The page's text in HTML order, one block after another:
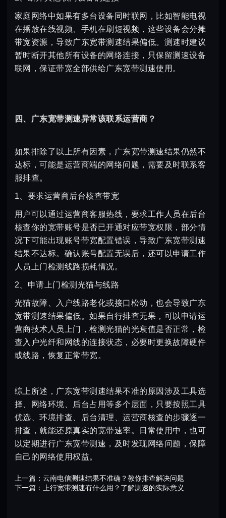
家庭网络中如果有多台设备同时联网，比如智能电视
在播放在线视频、手机在刷短视频，这些设备会分摊
带宽资源，导致广东宽带测速结果偏低。测速时建议
暂时断开其他所有设备的网络连接，只保留测速设备
联网，保证带宽全部供给广东宽带测速使用。
四、广东宽带测速异常该联系运营商？
如果排除了以上所有因素，广东宽带测速结果仍然不
达标，可能是运营商端的网络问题，需要及时联系客
服排查。
1、要求运营商后台核查带宽
用户可以通过运营商客服热线，要求工作人员在后台
核查你的宽带账号是否已开通对应带宽权限，部分情
况下可能出现账号带宽配置错误，导致广东宽带测速
结果不达标。确认账号配置无误后，还可以申请工作
人员上门检测线路损耗情况。
2、申请上门检测光猫与线路
光猫故障、入户线路老化或接口松动，也会导致广东
宽带测速结果偏低。如果自行排查无果，可以申请运
营商技术人员上门，检测光猫的光衰值是否正常，检
查入户光纤和网线的连接状态，必要时更换故障硬件
或线路，恢复正常带宽。
综上所述，广东宽带测速结果不准的原因涉及工具选
择、网络环境、后台占用等多个层面，只要按照工具
优选、环境排查、后台清理、运营商核查的步骤逐一
排查，就能还原真实的宽带速率。日常使用中，也可
以定期进行广东宽带测速，及时发现网络问题，保障
自己的网络使用权益。
上一篇： 云南电信测速结果不准确？教你排查解决问题
下一篇：
上行宽带测速有什么用？了解测速的实际意义